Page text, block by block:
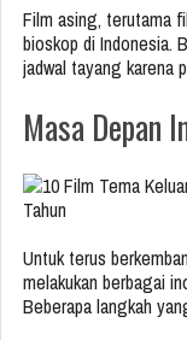
Film asing, terutama
bioskop di Indonesia.
jadwal tayang karena
Masa Depan
Untuk terus
melakukan berbagai
Beberapa langkah